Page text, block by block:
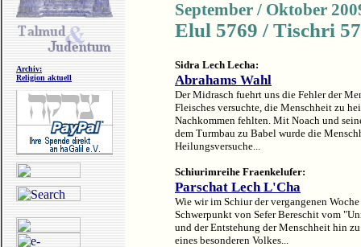
Archiv:
Religion aktuell
September / Oktober
Elul 5769 / Tischri
Sidra Lech Lecha:
Abrahams Wahl
Der Midrasch fuehrt uns die Fehler der
Fleisches versuchte, die Menschheit zu
Nachkommen fehlten. Mit Noach und
dem Turmbau zu Babel wurde die
Heilungsversuche...
Schiurimreihe Fraenkelufer:
Parschat Lech L'Cha
Wie wir im Schiur der vergangenen
Schwerpunkt von Sefer Bereschit vom
und der Entstehung der Menschheit hin
eines besonderen Volkes...